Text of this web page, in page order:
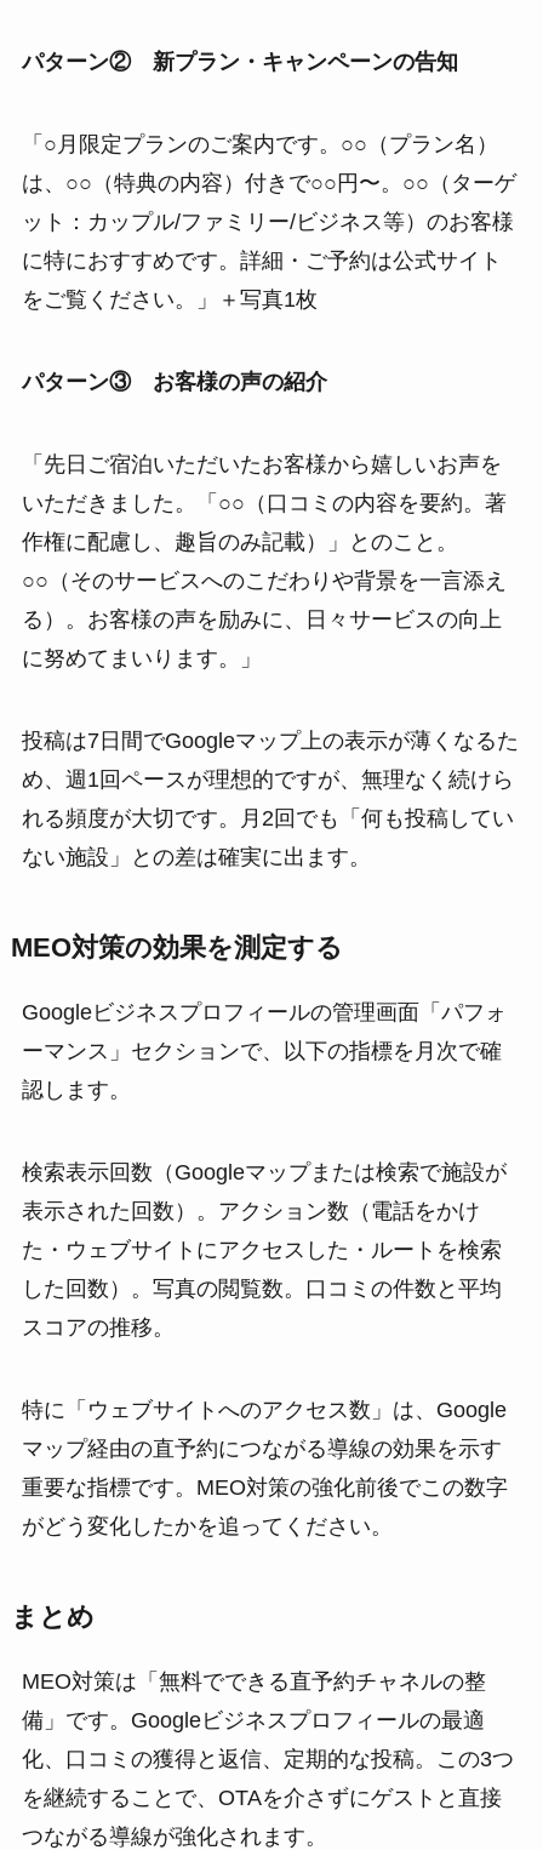
パターン② 新プラン・キャンペーンの告知
「○月限定プランのご案内です。○○（プラン名）
は、○○（特典の内容）付きで○○円〜。○○（ターゲ
ット：カップル/ファミリー/ビジネス等）のお客様
に特におすすめです。詳細・ご予約は公式サイト
をご覧ください。」＋写真1枚
パターン③ お客様の声の紹介
「先日ご宿泊いただいたお客様から嬉しいお声を
いただきました。「○○（口コミの内容を要約。著
作権に配慮し、趣旨のみ記載）」とのこと。
○○（そのサービスへのこだわりや背景を一言添え
る）。お客様の声を励みに、日々サービスの向上
に努めてまいります。」
投稿は7日間でGoogleマップ上の表示が薄くなるた
め、週1回ペースが理想的ですが、無理なく続けら
れる頻度が大切です。月2回でも「何も投稿してい
ない施設」との差は確実に出ます。
MEO対策の効果を測定する
Googleビジネスプロフィールの管理画面「パフォ
ーマンス」セクションで、以下の指標を月次で確
認します。
検索表示回数（Googleマップまたは検索で施設が
表示された回数）。アクション数（電話をかけ
た・ウェブサイトにアクセスした・ルートを検索
した回数）。写真の閲覧数。口コミの件数と平均
スコアの推移。
特に「ウェブサイトへのアクセス数」は、Google
マップ経由の直予約につながる導線の効果を示す
重要な指標です。MEO対策の強化前後でこの数字
がどう変化したかを追ってください。
まとめ
MEO対策は「無料でできる直予約チャネルの整
備」です。Googleビジネスプロフィールの最適
化、口コミの獲得と返信、定期的な投稿。この3つ
を継続することで、OTAを介さずにゲストと直接
つながる導線が強化されます。